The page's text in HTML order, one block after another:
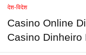
देश-विदेश
Casino Online
Casino Dinheiro